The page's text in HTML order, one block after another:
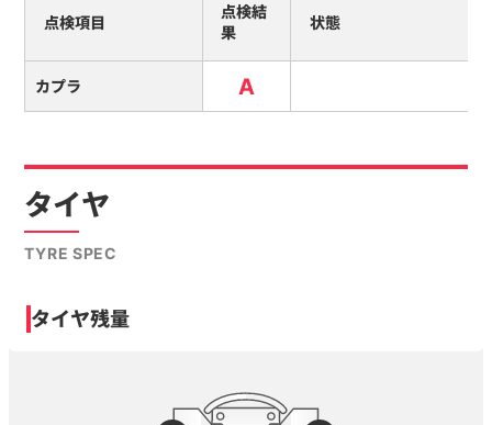
点検項目
点検結
果
状態
カプラ A
タイヤ
TYRE SPEC
タイヤ残量